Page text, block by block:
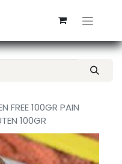
FREE 100GR PAIN
100GR